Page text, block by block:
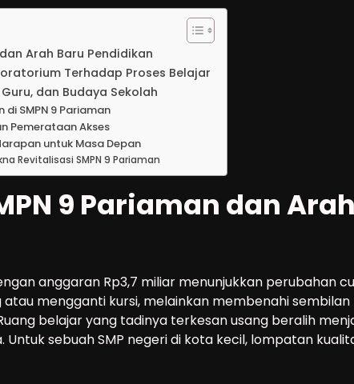
Arah Baru Pendidikan
Terhadap Proses Belajar
dan Budaya Sekolah
SMPN 9 Pariaman
Pemerataan Akses
untuk Masa Depan
Revitalisasi SMPN 9 Pariaman
9 Pariaman dan
anggaran Rp3,7 miliar menunjukkan perubahan
mengganti kursi, melainkan membenahi
belajar yang tadinya terkesan usang beralih
sebuah SMP negeri di kota kecil, lompatan